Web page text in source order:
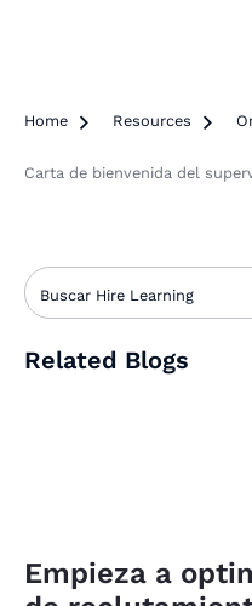
Home  Resources 
Carta de bienvenida del
Related Blogs
Empieza a